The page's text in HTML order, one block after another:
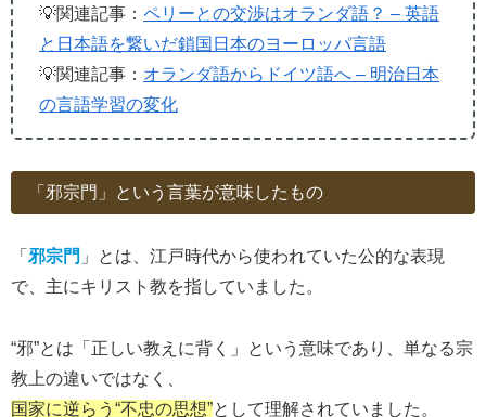
💡関連記事： ペリーとの交渉はオランダ語？ – 英語
と日本語を繋いだ鎖国日本のヨーロッパ言語
💡関連記事： オランダ語からドイツ語へ – 明治日本
の言語学習の変化
「邪宗門」という言葉が意味したもの
「 邪宗門 」とは、江戸時代から使われていた公的な表現
で、主にキリスト教を指していました。
“邪”とは「正しい教えに背く」という意味であり、単なる宗
教上の違いではなく、
国家に逆らう“不忠の思想”として理解されていました。